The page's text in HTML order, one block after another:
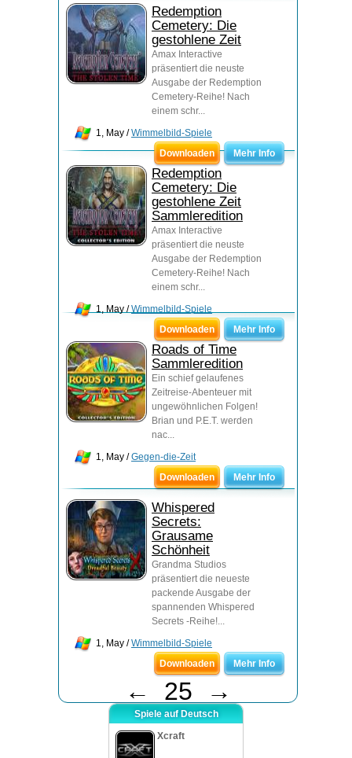
Redemption
Cemetery: Die
gestohlene Zeit
Amax Interactive
präsentiert die neuste
Ausgabe der Redemption
Cemetery-Reihe! Nach
einem schr...
1, May /Wimmelbild-Spiele
Downloaden
Mehr Info
Redemption
Cemetery: Die
gestohlene Zeit
Sammleredition
Amax Interactive
präsentiert die neuste
Ausgabe der Redemption
Cemetery-Reihe! Nach
einem schr...
1, May /Wimmelbild-Spiele
Downloaden
Mehr Info
Roads of Time
Sammleredition
Ein schief gelaufenes
Zeitreise-Abenteuer mit
ungewöhnlichen Folgen!
Brian und P.E.T. werden
nac...
1, May /Gegen-die-Zeit
Downloaden
Mehr Info
Whispered
Secrets:
Grausame
Schönheit
Grandma Studios
präsentiert die neueste
packende Ausgabe der
spannenden Whispered
Secrets -Reihe!...
1, May /Wimmelbild-Spiele
Downloaden
Mehr Info
← 25 →
Spiele auf Deutsch
Xcraft